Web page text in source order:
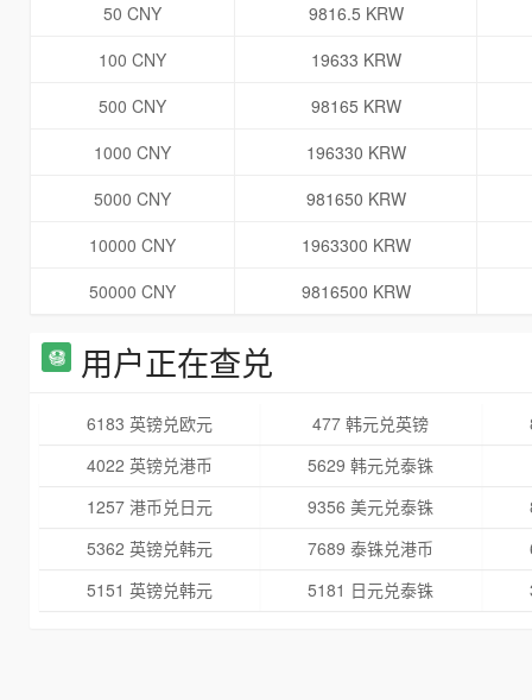
50 CNY
9816.5 KRW
100 CNY
19633 KRW
500 CNY
98165 KRW
1000 CNY
196330 KRW
5000 CNY
981650 KRW
10000 CNY
1963300 KRW
50000 CNY
9816500 KRW
用户正在查兑
6183 英镑兑欧元 477 韩元兑英镑
4022 英镑兑港币
5629 韩元兑泰铢
1257 港币兑日元
9356 美元兑泰铢
5362 英镑兑韩元
7689 泰铢兑港币
5151 英镑兑韩元
5181 日元兑泰铢